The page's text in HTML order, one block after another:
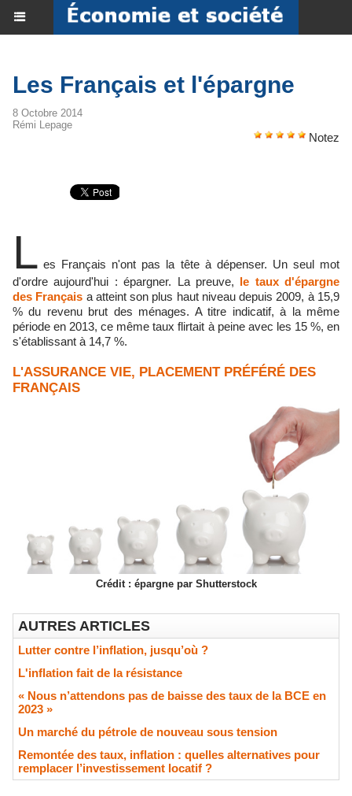
Les Français et l'épargne
8 Octobre 2014
Rémi Lepage
Notez
L es Français n'ont pas la tête à dépenser. Un seul mot
d'ordre aujourd'hui : épargner. La preuve, le taux d'épargne
des Français a atteint son plus haut niveau depuis 2009, à 15,9
% du revenu brut des ménages. A titre indicatif, à la même
période en 2013, ce même taux flirtait à peine avec les 15 %, en
s'établissant à 14,7 %.
L'ASSURANCE VIE, PLACEMENT PRÉFÉRÉ DES
FRANÇAIS
Crédit : épargne par Shutterstock
AUTRES ARTICLES
Lutter contre l’inflation, jusqu’où ?
L'inflation fait de la résistance
« Nous n’attendons pas de baisse des taux de la BCE en
2023 »
​Un marché du pétrole de nouveau sous tension
Remontée des taux, inflation : quelles alternatives pour
remplacer l’investissement locatif ?